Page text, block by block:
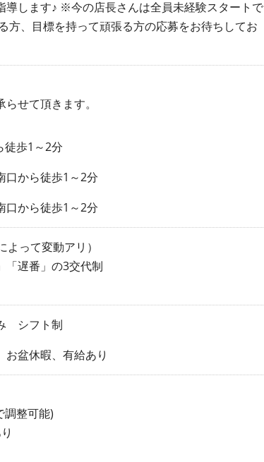
導します♪ ※今の店長さんは全員未経験スタートで
方、目標を持って頑張る方の応募をお待ちしてお
せて頂きます。
徒歩1～2分
口から徒歩1～2分
口から徒歩1～2分
って変動アリ）
遅番」の3交代制
シフト制
お盆休暇、有給あり
調整可能)